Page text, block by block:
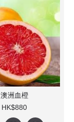
澳洲血橙
HK$880